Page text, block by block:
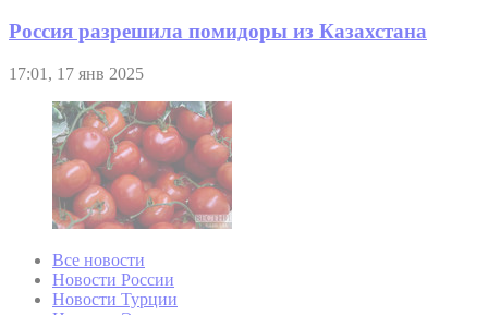
Россия разрешила помидоры из Казахстана
17:01, 17 янв 2025
Все новости
Новости России
Новости Турции